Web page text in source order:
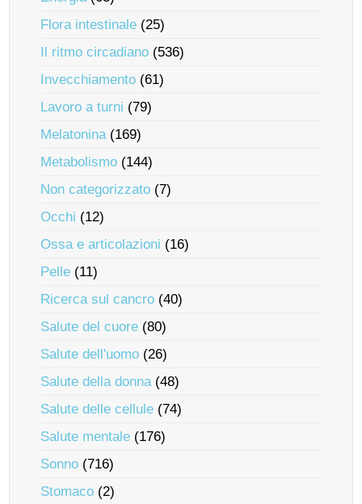
Flora intestinale (25)
Il ritmo circadiano (536)
Invecchiamento (61)
Lavoro a turni (79)
Melatonina(169)
Metabolismo (144)
Non categorizzato (7)
Occhi (12)
Ossa e articolazioni (16)
Pelle (11)
Ricerca sul cancro (40)
Salute del cuore (80)
Salute dell'uomo (26)
Salute della donna(48)
Salute delle cellule (74)
Salute mentale (176)
Sonno (716)
Stomaco (2)